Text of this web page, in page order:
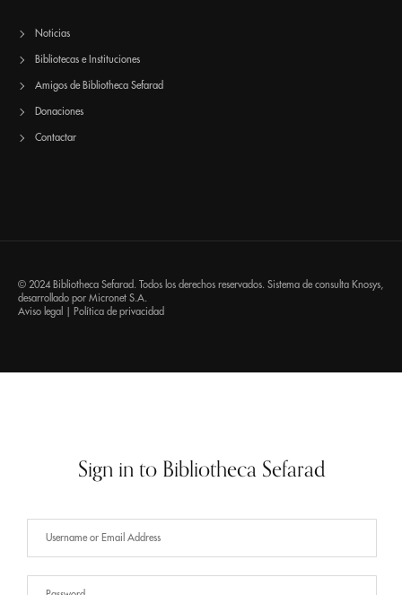
Noticias
Bibliotecas e Instituciones
Amigos de Bibliotheca Sefarad
Donaciones
Contactar
© 2024 Bibliotheca Sefarad. Todos los derechos reservados. Sistema de consulta Knosys
desarrollado por Micronet S.A.
Aviso legal
Política de privacidad
Sign in to Bibliotheca Sefarad